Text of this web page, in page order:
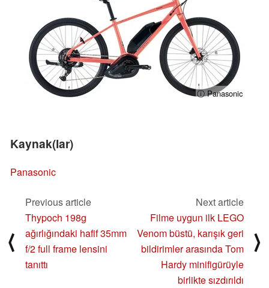
ⓘ Panasonic
Kaynak(lar)
Panasonic
⟨
Previous article
Thypoch 198g
ağırlığındaki hafif 35mm
f/2 full frame lensini
tanıttı
Next article
Filme uygun ilk LEGO
Venom büstü, karışık geri
bildirimler arasında Tom
Hardy minifigürüyle
birlikte sızdırıldı
⟩